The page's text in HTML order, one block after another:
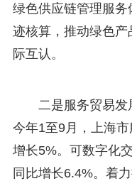
绿色供应链管理服务
迹核算，推动绿色产
际互认。
二是服务贸易发
今年1至9月，上海
增长5%。可数字化
同比增长6.4%。着